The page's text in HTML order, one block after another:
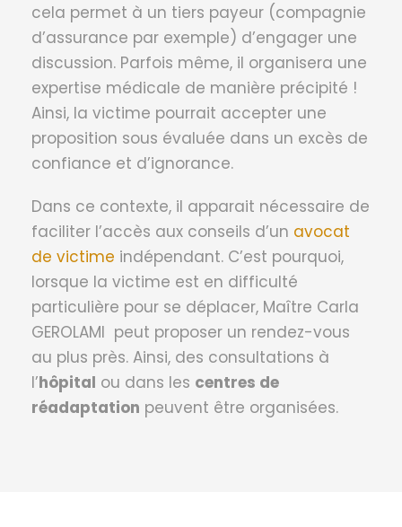
cela permet à un tiers payeur (compagnie
d’assurance par exemple) d’engager une
discussion. Parfois même, il organisera une
expertise médicale de manière précipité !
Ainsi, la victime pourrait accepter une
proposition sous évaluée dans un excès de
confiance et d’ignorance.
Dans ce contexte, il apparait nécessaire de
faciliter l’accès aux conseils d’un avocat
de victime indépendant. C’est pourquoi,
lorsque la victime est en difficulté
particulière pour se déplacer, Maître Carla
GEROLAMI peut proposer un rendez-vous
au plus près. Ainsi, des consultations à
l’hôpital ou dans les centres de
réadaptation peuvent être organisées.